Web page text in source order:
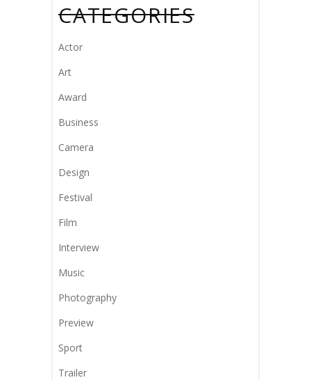
CATEGORIES
Actor
Art
Award
Business
Camera
Design
Festival
Film
Interview
Music
Photography
Preview
Sport
Trailer